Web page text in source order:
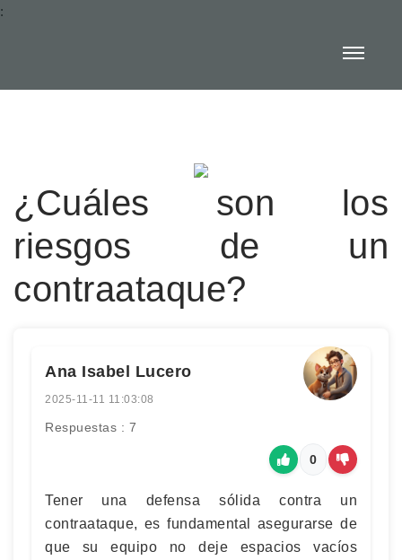
:
¿Cuáles son los
riesgos de un
contraataque?
Ana Isabel Lucero
2025-11-11 11:03:08
Respuestas : 7
0
Tener una defensa sólida contra un
contraataque, es fundamental asegurarse de
que su equipo no deje espacios vacíos